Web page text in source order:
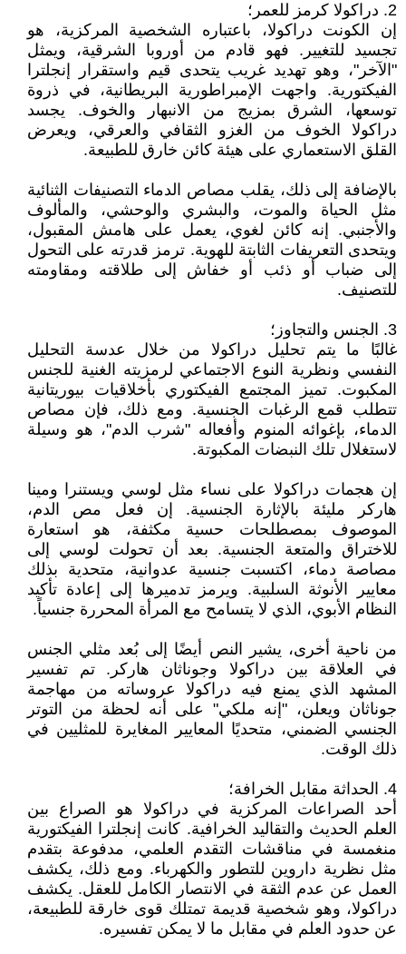
2. دراكولا كرمز للعمر؛
إن الكونت دراكولا، باعتباره الشخصية المركزية، هو
تجسيد للتغيير. فهو قادم من أوروبا الشرقية، ويمثل
"الآخر"، وهو تهديد غريب يتحدى قيم واستقرار إنجلترا
الفيكتورية. واجهت الإمبراطورية البريطانية، في ذروة
توسعها، الشرق بمزيج من الانبهار والخوف. يجسد
دراكولا الخوف من الغزو الثقافي والعرقي، ويعرض
القلق الاستعماري على هيئة كائن خارق للطبيعة.
بالإضافة إلى ذلك، يقلب مصاص الدماء التصنيفات الثنائية
مثل الحياة والموت، والبشري والوحشي، والمألوف
والأجنبي. إنه كائن لغوي، يعمل على هامش المقبول،
ويتحدى التعريفات الثابتة للهوية. ترمز قدرته على التحول
إلى ضباب أو ذئب أو خفاش إلى طلاقته ومقاومته
للتصنيف.
3. الجنس والتجاوز؛
غالبًا ما يتم تحليل دراكولا من خلال عدسة التحليل
النفسي ونظرية النوع الاجتماعي لرمزيته الغنية للجنس
المكبوت. تميز المجتمع الفيكتوري بأخلاقيات بيوريتانية
تتطلب قمع الرغبات الجنسية. ومع ذلك، فإن مصاص
الدماء، بإغوائه المنوم وأفعاله "شرب الدم"، هو وسيلة
لاستغلال تلك النبضات المكبوتة.
إن هجمات دراكولا على نساء مثل لوسي ويستنرا ومينا
هاركر مليئة بالإثارة الجنسية. إن فعل مص الدم،
الموصوف بمصطلحات حسية مكثفة، هو استعارة
للاختراق والمتعة الجنسية. بعد أن تحولت لوسي إلى
مصاصة دماء، اكتسبت جنسية عدوانية، متحدية بذلك
معايير الأنوثة السلبية. ويرمز تدميرها إلى إعادة تأكيد
النظام الأبوي، الذي لا يتسامح مع المرأة المحررة جنسياً.
من ناحية أخرى، يشير النص أيضًا إلى بُعد مثلي الجنس
في العلاقة بين دراكولا وجوناثان هاركر. تم تفسير
المشهد الذي يمنع فيه دراكولا عروساته من مهاجمة
جوناثان ويعلن، "إنه ملكي" على أنه لحظة من التوتر
الجنسي الضمني، متحديًا المعايير المغايرة للمثليين في
ذلك الوقت.
4. الحداثة مقابل الخرافة؛
أحد الصراعات المركزية في دراكولا هو الصراع بين
العلم الحديث والتقاليد الخرافية. كانت إنجلترا الفيكتورية
منغمسة في مناقشات التقدم العلمي، مدفوعة بتقدم
مثل نظرية داروين للتطور والكهرباء. ومع ذلك، يكشف
العمل عن عدم الثقة في الانتصار الكامل للعقل. يكشف
دراكولا، وهو شخصية قديمة تمتلك قوى خارقة للطبيعة،
عن حدود العلم في مقابل ما لا يمكن تفسيره.